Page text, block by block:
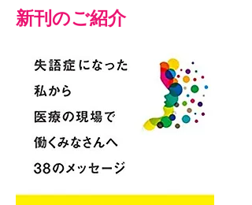
新刊のご紹介